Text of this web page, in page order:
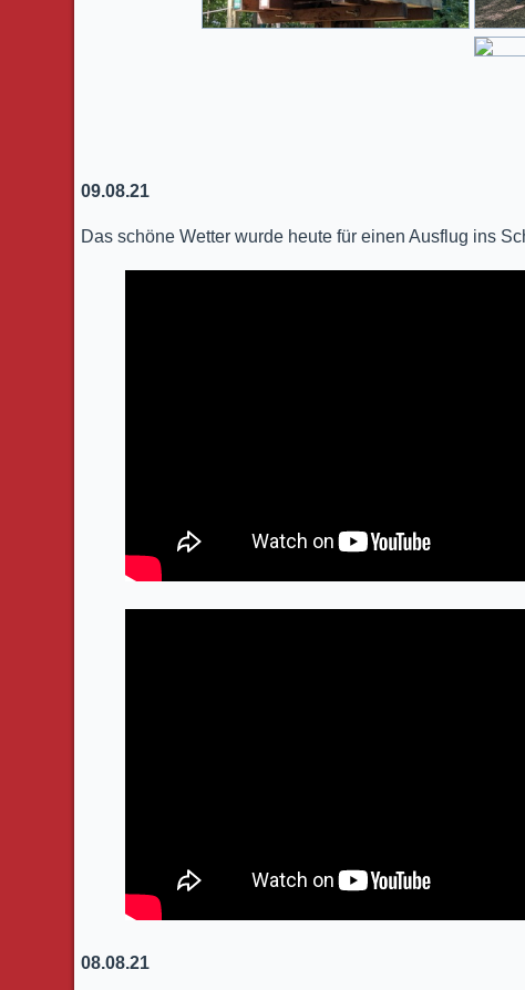
09.08.21
Das schöne Wetter wurde heute für einen Ausflug ins
08.08.21